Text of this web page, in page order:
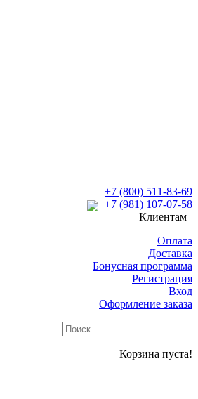
+7 (800) 511-83-69
+7 (981) 107-07-58
Клиентам
Оплата
Доставка
Бонусная программа
Регистрация
Вход
Оформление заказа
Корзина пуста!